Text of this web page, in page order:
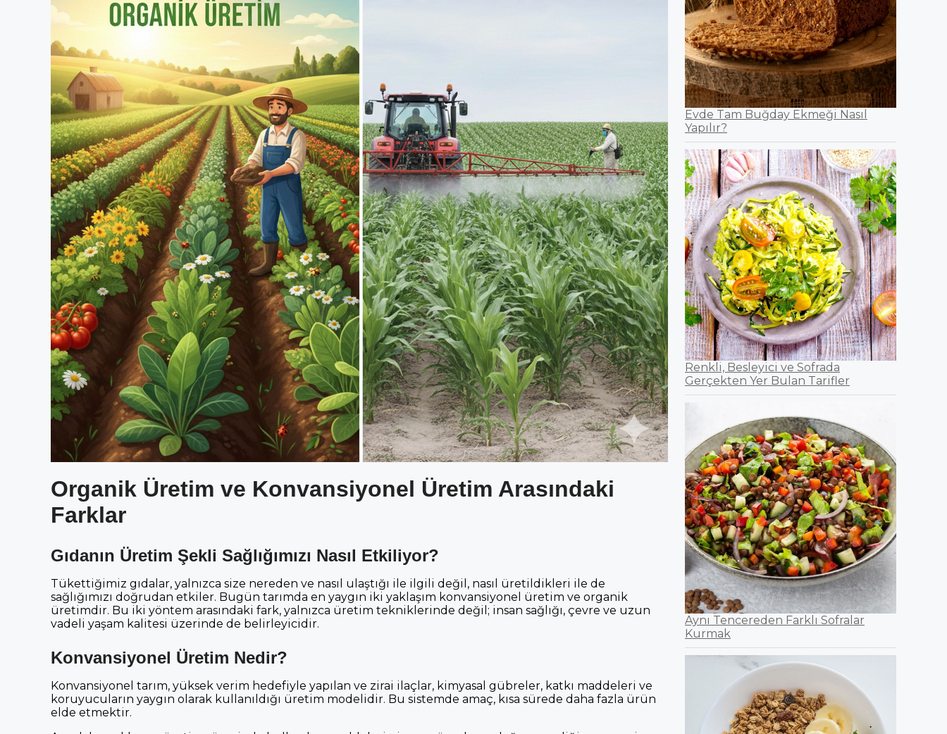
Organik Üretim ve Konvansiyonel Üretim Arasındaki
Farklar
Gıdanın Üretim Şekli Sağlığımızı Nasıl Etkiliyor?
Tükettiğimiz gıdalar, yalnızca size nereden ve nasıl ulaştığı ile ilgili değil, nasıl üretildikleri ile de
sağlığımızı doğrudan etkiler. Bugün tarımda en yaygın iki yaklaşım konvansiyonel üretim ve organik
üretimdir. Bu iki yöntem arasındaki fark, yalnızca üretim tekniklerinde değil; insan sağlığı, çevre ve uzun
vadeli yaşam kalitesi üzerinde de belirleyicidir.
Konvansiyonel Üretim Nedir?
Konvansiyonel tarım, yüksek verim hedefiyle yapılan ve zirai ilaçlar, kimyasal gübreler, katkı maddeleri ve
koruyucuların yaygın olarak kullanıldığı üretim modelidir. Bu sistemde amaç, kısa sürede daha fazla ürün
elde etmektir.
Evde Tam Buğday Ekmeği Nasıl
Yapılır?
Renkli, Besleyici ve Sofrada
Gerçekten Yer Bulan Tarifler
Aynı Tencereden Farklı Sofralar
Kurmak